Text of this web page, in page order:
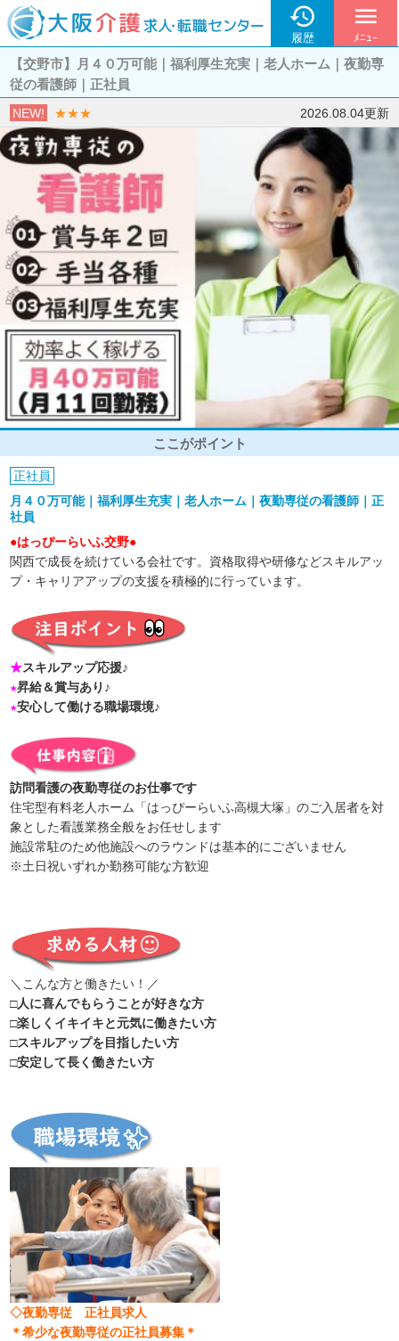

履歴
menu
ﾒﾆｭｰ
【交野市】月４０万可能｜福利厚生充実｜老人ホーム｜夜勤専
従の看護師｜正社員
NEW! ★★★ 2026.08.04更新
ここがポイント
正社員
月４０万可能｜福利厚生充実｜老人ホーム｜夜勤専従の看護師｜正
社員
●はっぴーらいふ交野●
関西で成長を続けている会社です。資格取得や研修などスキルアッ
プ・キャリアアップの支援を積極的に行っています。
★スキルアップ応援♪
★昇給＆賞与あり♪
★安心して働ける職場環境♪
訪問看護の夜勤専従のお仕事です
住宅型有料老人ホーム「はっぴーらいふ高槻大塚」のご入居者を対
象とした看護業務全般をお任せします
施設常駐のため他施設へのラウンドは基本的にございません
※土日祝いずれか勤務可能な方歓迎
＼こんな方と働きたい！／
□人に喜んでもらうことが好きな方
□楽しくイキイキと元気に働きたい方
□スキルアップを目指したい方
□安定して長く働きたい方
◇夜勤専従 正社員求人
＊希少な夜勤専従の正社員募集＊